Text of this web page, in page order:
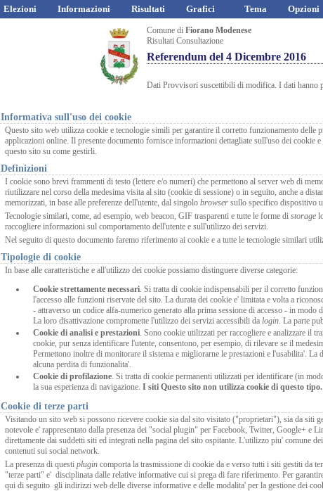
Elezioni Informazioni Risultati Grafici Tema Opzioni
Comune di Fiorano Modenese
Risultati Consultazione
Referendum del 4 Dicembre 2016
Dati Provvisori suscettibili di modifica. I dati hanno
Informativa sull'uso dei cookie
Questo sito web utilizza cookie e tecnologie simili per garantire il corretto funzionamento delle
applicazioni online. Il presente documento fornisce informazioni dettagliate sull'uso dei cookie
questo sito su come gestirli.
Definizioni
I cookie sono brevi frammenti di testo (lettere e/o numeri) che permettono al server web di
riutilizzare nel corso della medesima visita al sito (cookie di sessione) o in seguito, anche a
memorizzati, in base alle preferenze dell'utente, dal singolo browser sullo specifico dispositivo
Tecnologie similari, come, ad esempio, web beacon, GIF trasparenti e tutte le forme di storage
raccogliere informazioni sul comportamento dell'utente e sull'utilizzo dei servizi.
Nel seguito di questo documento faremo riferimento ai cookie e a tutte le tecnologie similari
Tipologie di cookie
In base alle caratteristiche e all'utilizzo dei cookie possiamo distinguere diverse categorie:
Cookie strettamente necessari. Si tratta di cookie indispensabili per il corretto
l'accesso alle funzioni riservate del sito. La durata dei cookie e' limitata e volta a
- attraverso un codice alfa-numerico generato alla prima sessione di accesso - in
La loro disattivazione compromette l'utilizzo dei servizi accessibili da login. La parte
Cookie di analisi e prestazioni. Sono cookie utilizzati per raccogliere e analizzare il
cookie, pur senza identificare l'utente, consentono, per esempio, di rilevare se il
Permettono inoltre di monitorare il sistema e migliorarne le prestazioni e l'usabilita'. La
alcuna perdita di funzionalita'.
Cookie di profilazione. Si tratta di cookie permanenti utilizzati per identificare (in
la sua esperienza di navigazione. I siti Questo sito non utilizza cookie di questo tipo.
Cookie di terze parti
Visitando un sito web si possono ricevere cookie sia dal sito visitato ("proprietari"), sia da siti
notevole e' rappresentato dalla presenza dei "social plugin" per Facebook, Twitter, Google+ e
direttamente dai suddetti siti ed integrati nella pagina del sito ospitante. L'utilizzo piu' comune dei
contenuti sui social network.
La presenza di questi plugin comporta la trasmissione di cookie da e verso tutti i siti gestiti da
"terze parti" e' disciplinata dalle relative informative cui si prega di fare riferimento. Per
qui di seguito gli indirizzi web delle diverse informative e delle modalita' per la gestione dei